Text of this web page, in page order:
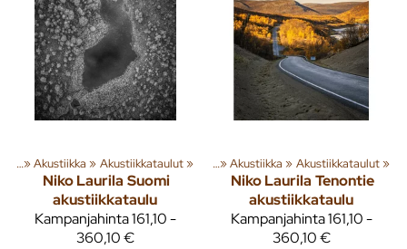
‪»Akustiikka ‪» Akustiikkataulut‪»
Niko Laurila Suomi
akustiikkataulu
Kampanjahinta161,10 -
360,10 €
Tuoteryhmiä ja tuotteita‪»Sisusta‪»Akustiikka ‪» Akustiikkataulut‪»
Niko Laurila Tenontie
akustiikkataulu
Kampanjahinta161,10 -
360,10 €